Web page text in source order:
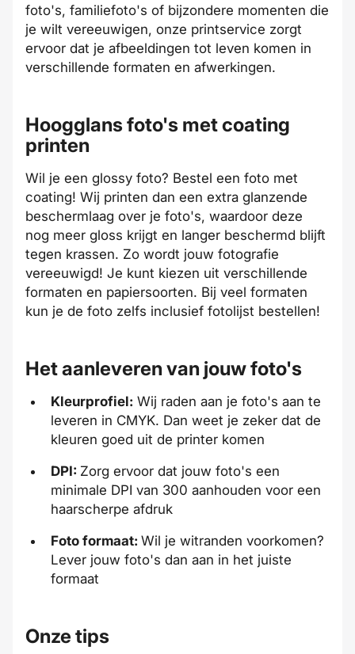
foto's, familiefoto's of bijzondere momenten die
je wilt vereeuwigen, onze printservice zorgt
ervoor dat je afbeeldingen tot leven komen in
verschillende formaten en afwerkingen.
Hoogglans foto's met coating
printen
Wil je een glossy foto? Bestel een foto met
coating! Wij printen dan een extra glanzende
beschermlaag over je foto's, waardoor deze
nog meer gloss krijgt en langer beschermd blijft
tegen krassen. Zo wordt jouw fotografie
vereeuwigd! Je kunt kiezen uit verschillende
formaten en papiersoorten. Bij veel formaten
kun je de foto zelfs inclusief fotolijst bestellen!
Het aanleveren van jouw foto's
Kleurprofiel: Wij raden aan je foto's aan te
leveren in CMYK. Dan weet je zeker dat de
kleuren goed uit de printer komen
DPI: Zorg ervoor dat jouw foto's een
minimale DPI van 300 aanhouden voor een
haarscherpe afdruk
Foto formaat: Wil je witranden voorkomen?
Lever jouw foto's dan aan in het juiste
formaat
Onze tips